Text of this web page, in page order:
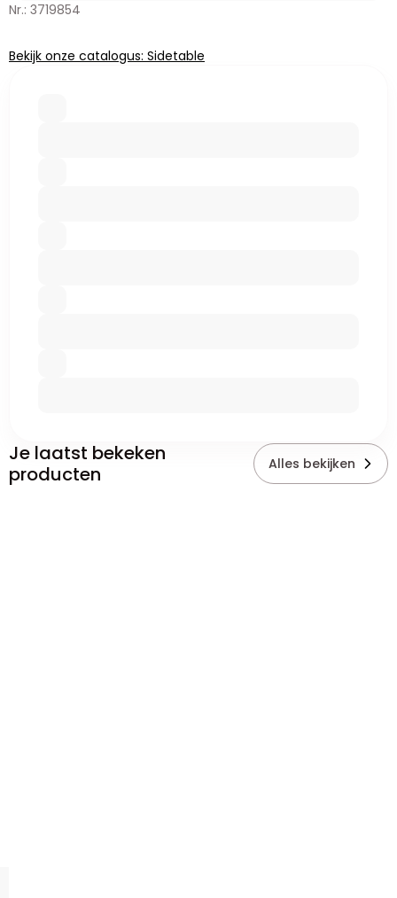
Nr.: 3719854
Bekijk onze catalogus: Sidetable
Je laatst bekeken
producten
Alles bekijken